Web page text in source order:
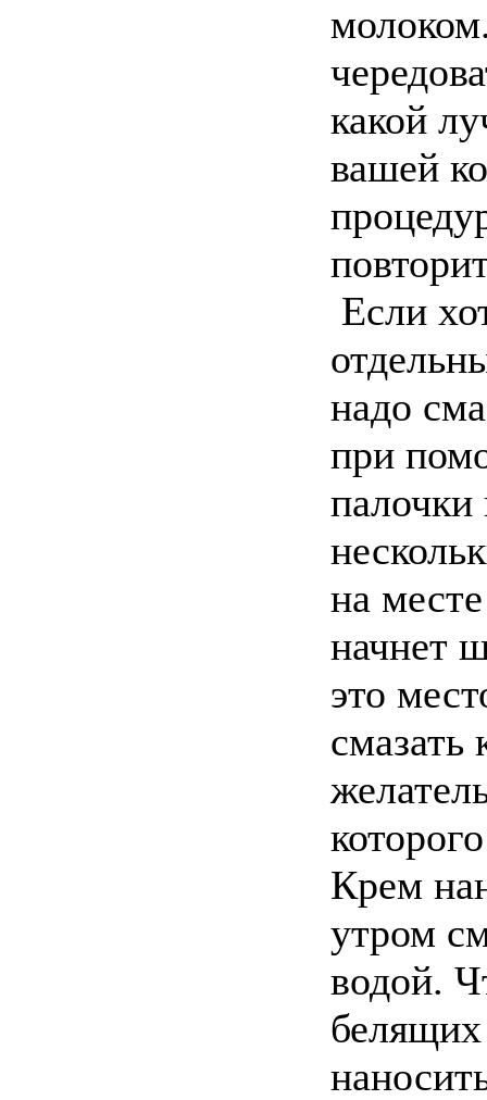
какой
вашей
Если
надо
при
палочки
на
начнет
это
смазать
Крем
утром
водой.